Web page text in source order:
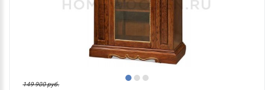
149 900 руб.